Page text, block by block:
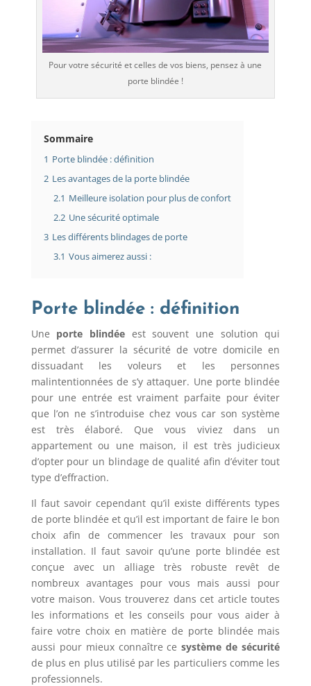
Pour votre sécurité et celles de vos biens, pensez à une
porte blindée !
Sommaire
1 Porte blindée : définition
2 Les avantages de la porte blindée
2.1 Meilleure isolation pour plus de confort
2.2 Une sécurité optimale
3 Les différents blindages de porte
3.1 Vous aimerez aussi :
Porte blindée : définition
Une porte blindée est souvent une solution qui
permet d’assurer la sécurité de votre domicile en
dissuadant les voleurs et les personnes
malintentionnées de s’y attaquer. Une porte blindée
pour une entrée est vraiment parfaite pour éviter
que l’on ne s’introduise chez vous car son système
est très élaboré. Que vous viviez dans un
appartement ou une maison, il est très judicieux
d’opter pour un blindage de qualité afin d’éviter tout
type d’effraction.
Il faut savoir cependant qu’il existe différents types
de porte blindée et qu’il est important de faire le bon
choix afin de commencer les travaux pour son
installation. Il faut savoir qu’une porte blindée est
conçue avec un alliage très robuste revêt de
nombreux avantages pour vous mais aussi pour
votre maison. Vous trouverez dans cet article toutes
les informations et les conseils pour vous aider à
faire votre choix en matière de porte blindée mais
aussi pour mieux connaître cesystème de sécurité
de plus en plus utilisé par les particuliers comme les
professionnels.